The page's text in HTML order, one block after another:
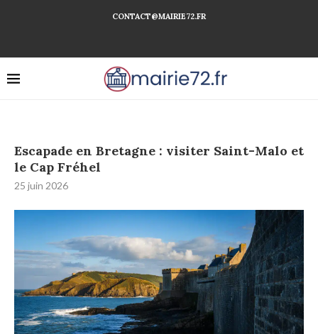
CONTACT@MAIRIE72.FR
Escapade en Bretagne : visiter Saint-Malo et
le Cap Fréhel
25 juin 2026